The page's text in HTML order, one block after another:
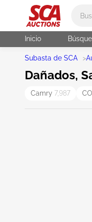
Inicio
Subasta de SCA >
Dañados,
Camry 7,987